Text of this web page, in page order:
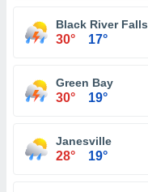
Black River Falls
30° 17°
Green Bay
30° 19°
Janesville
28° 19°